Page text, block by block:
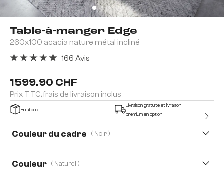
Table-à-manger Edge
260x100 acacia nature métal incliné
1 599.90 CHF
Prix TTC, frais de livraison inclus
166 Avis
En stock
Livraison gratuite et livraison
premium en option
Couleur du cadre ( Noir )
Couleur ( Naturel )